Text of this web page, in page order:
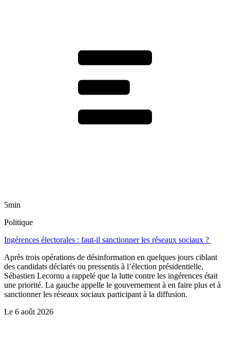
5min
Politique
Ingérences électorales : faut-il sanctionner les réseaux sociaux ?
Après trois opérations de désinformation en quelques jours ciblant
des candidats déclarés ou pressentis à l’élection présidentielle,
Sébastien Lecornu a rappelé que la lutte contre les ingérences était
une priorité. La gauche appelle le gouvernement à en faire plus et à
sanctionner les réseaux sociaux participant à la diffusion.
Le 6 août 2026